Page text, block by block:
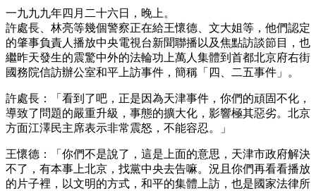
一九九九年四月二十六日，晚上。
許處長、林亮等幾個警察正在給王懷德、文大姐等，他們認定
的肇事負責人播放中央電視台新聞聯播以及焦點訪談節目，也
繼昨天發生的震驚中外的法輪功上萬人集體到首都北京府右街
國務院信訪辦公室和平上訪事件，簡稱「四、二五事件」。
許處長：「看到了吧，正是因為天津事件，你們的頑固不化，
導致了問題的嚴重升級，事態的擴大化，影響極其惡劣。北京
方面江澤民主席表示非常震怒，不能容忍。」
王懷德：「你們不是說了，這是上面的意思，天津市政府解決
不了，有本事上北京，找黨中央去告嘛。況且你們再看看播放
的片子裡，以文明的方式，和平的集體上訪，也是國家法律所